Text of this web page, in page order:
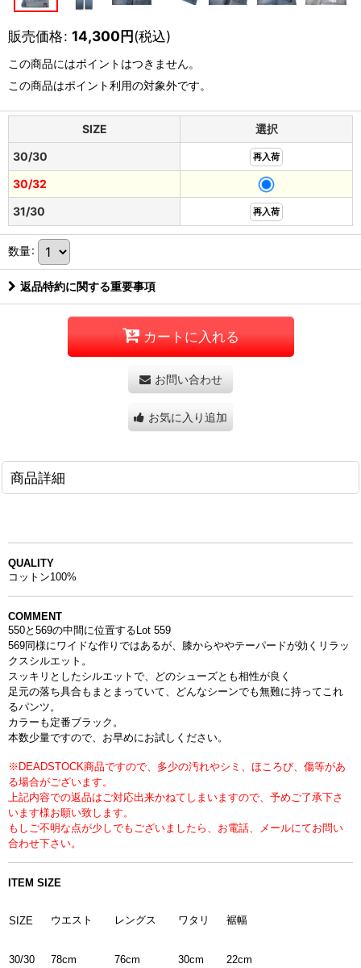
販売価格: 14,300円(税込)
この商品にはポイントはつきません。
この商品はポイント利用の対象外です。
SIZE
選択
30/30
再入荷
30/32
31/30
再入荷
数量:
返品特約に関する重要事項
カートに入れる
お問い合わせ
お気に入り追加
商品詳細
QUALITY
コットン100%
COMMENT
550と569の中間に位置するLot 559
569同様にワイドな作りではあるが、膝からややテーパードが効くリラッ
クスシルエット。
スッキリとしたシルエットで、どのシューズとも相性が良く
足元の落ち具合もまとまっていて、どんなシーンでも無難に持ってこれ
るパンツ。
カラーも定番ブラック。
本数少量ですので、お早めにお試しください。
※DEADSTOCK商品ですので、多少の汚れやシミ、ほころび、傷等があ
る場合がございます。
上記内容での返品はご対応出来かねてしまいますので、予めご了承下さ
います様お願い致します。
もしご不明な点が少しでもございましたら、お電話、メールにてお問い
合わせ下さい。
ITEM SIZE
SIZE ウエスト レングス ワタリ 裾幅
30/30 78cm 76cm 30cm 22cm